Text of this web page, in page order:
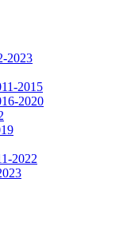
2023
2015
2020
2022